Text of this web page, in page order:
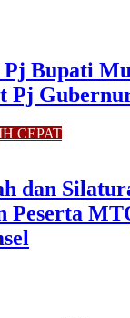
Bupati
Pj
CEPAT
dan
Peserta